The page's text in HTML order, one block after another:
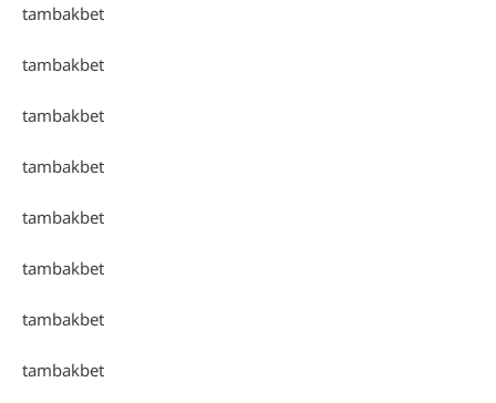
tambakbet
tambakbet
tambakbet
tambakbet
tambakbet
tambakbet
tambakbet
tambakbet